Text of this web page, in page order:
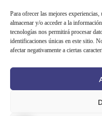
Para ofrecer las mejores
almacenar y/o acceder a la
tecnologías nos permitirá procesar
identificaciones únicas en este sitio.
afectar negativamente a ciertas
Mapa Web
Síguenos en redes
Grupo